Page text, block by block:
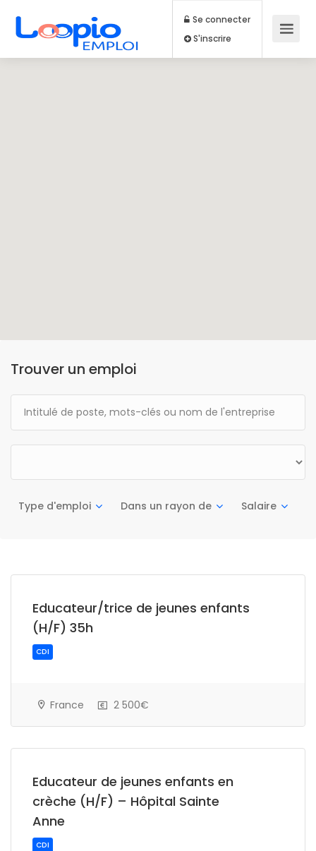
Se connecter
S'inscrire
Trouver un emploi
Type d'emploi Dans un rayon de Salaire
Educateur/trice de jeunes enfants
(H/F) 35h
France 2 500€
Educateur de jeunes enfants en
crèche (H/F) – Hôpital Sainte
Anne